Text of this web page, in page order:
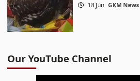
18 Jun GKM News
Our YouTube Channel